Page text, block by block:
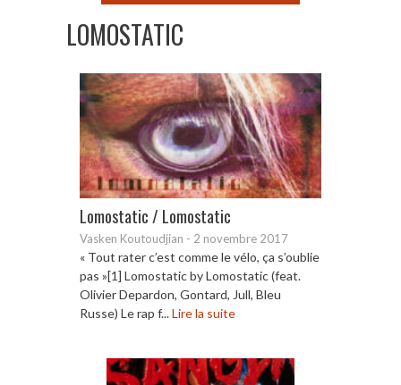
LOMOSTATIC
Lomostatic / Lomostatic
Vasken Koutoudjian - 2 novembre 2017
« Tout rater c’est comme le vélo, ça s’oublie
pas »[1] Lomostatic by Lomostatic (feat.
Olivier Depardon, Gontard, Jull, Bleu
Russe) Le rap f...Lire la suite